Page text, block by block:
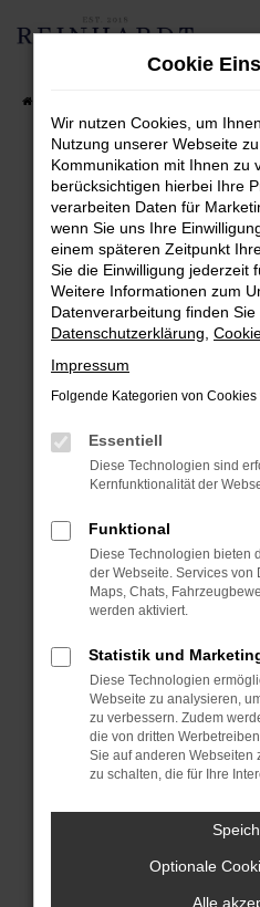
Zum
Fehler:
Beim Laden ist ein Fehler
Hier sind ein paar Tipps,
Überprüfe deine
Internetverbindung.
Laden andere
Manche Erweiterungen,
können das Laden
verhindern.
anderen Browser oder
Starte dein Gerät neu.
Das kann manchmal
Probleme zu beheben.
Stelle sicher, dass
Betriebssystem auf
Veraltete Software
Sicherheitsrisiko,
führen, dass
unterstützt werden.
Wenn du alle oben
versuchen, das
uns diesen Text
Cookie
Wir nutzen Cookies, um
Nutzung unserer Webseite
Kommunikation mit Ihnen zu
berücksichtigen hierbei Ihre
verarbeiten Daten für
wenn Sie uns Ihre
einem späteren Zeitpunkt
Sie die Einwilligung jederzeit
Weitere Informationen zum
Datenverarbeitung finden Sie
Datenschutzerklärung
Impressum
Folgende Kategorien von
Essentiell
Diese Technologien sind
Kernfunktionalität der
Funktional
Diese Technologien bieten
der Webseite. Services von
Maps, Chats,
werden aktiviert.
Statistik und
Diese Technologien
Webseite zu analysieren,
zu verbessern. Zudem
die von dritten
Sie auf anderen Webseiten
zu schalten, die für Ihre
Optionale
Alle